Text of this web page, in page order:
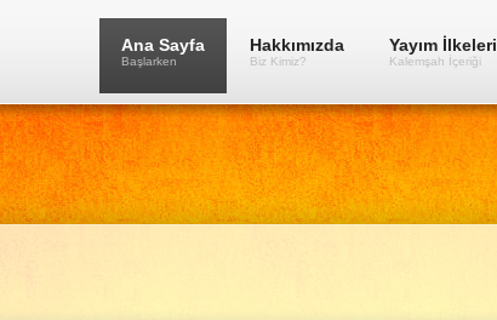
Ana Sayfa
Başlarken
Hakkımızda
Biz Kimiz?
Yayım İlkeleri
Kalemşah İçeriği